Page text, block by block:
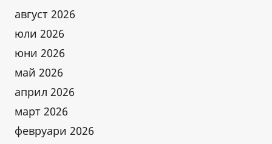
август 2026
юли 2026
юни 2026
май 2026
април 2026
март 2026
февруари 2026